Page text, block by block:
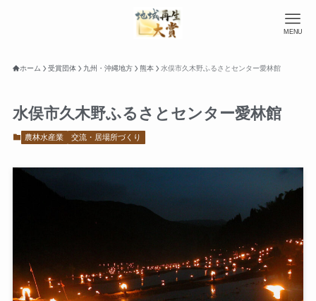
MENU
ホーム 受賞団体 九州・沖縄地方 熊本 水俣市久木野ふるさとセンター愛林館
水俣市久木野ふるさとセンター愛林館
農林水産業 交流・居場所づくり